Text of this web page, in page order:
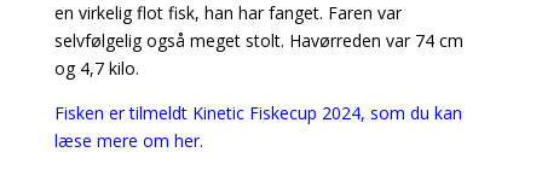
en virkelig flot fisk, han har fanget. Faren var
selvfølgelig også meget stolt. Havørreden var 74 cm
og 4,7 kilo.
Fisken er tilmeldt Kinetic Fiskecup 2024, som du kan
læse mere om her.